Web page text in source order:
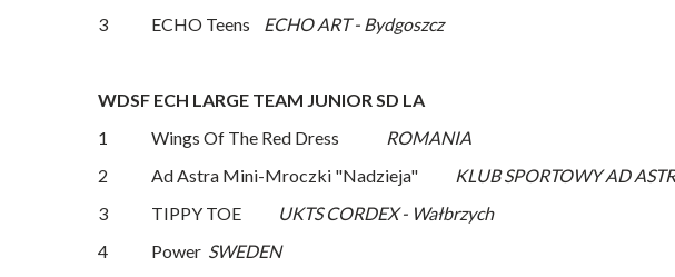
3 ECHO Teens ECHO ART - Bydgoszcz
WDSF ECH LARGE TEAM JUNIOR SD LA
1 Wings Of The Red Dress
ROMANIA
2 Ad Astra Mini-Mroczki "Nadzieja"
KLUB SPORTOWY AD
3 TIPPY TOE
UKTS CORDEX - Wałbrzych
4 Power SWEDEN